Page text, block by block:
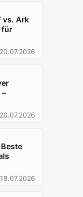
vs. Ark
für
20.07.2026
20.07.2026
18.07.2026